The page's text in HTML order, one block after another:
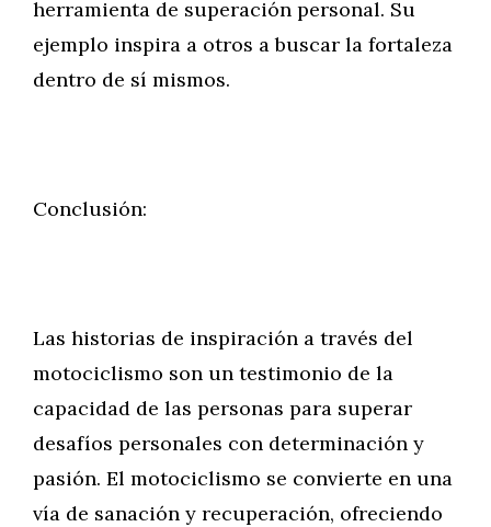
herramienta de superación personal. Su
ejemplo inspira a otros a buscar la fortaleza
dentro de sí mismos.
Conclusión:
Las historias de inspiración a través del
motociclismo son un testimonio de la
capacidad de las personas para superar
desafíos personales con determinación y
pasión. El motociclismo se convierte en una
vía de sanación y recuperación, ofreciendo